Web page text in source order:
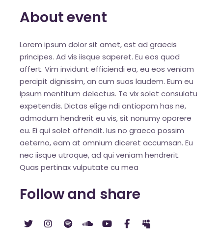
About event
Lorem ipsum dolor sit amet, est ad graecis
principes. Ad vis iisque saperet. Eu eos quod
affert. Vim invidunt efficiendi ea, eu eos veniam
percipit dignissim, an cum suas laudem. Eum eu
ipsum mentitum delectus. Te vix solet consulatu
expetendis. Dictas elige ndi antiopam has ne,
admodum hendrerit eu vis, sit nonumy oporere
eu. Ei qui solet offendit. Ius no graeco possim
aeterno, eam at omnium diceret accumsan. Eu
nec iisque utroque, ad qui veniam hendrerit.
Quas pertinax vulputate cu mea
Follow and share